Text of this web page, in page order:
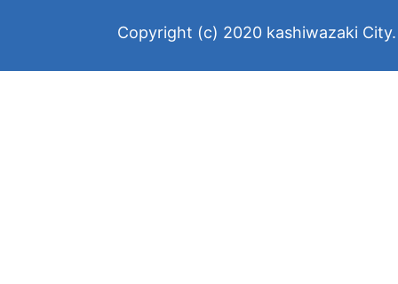
Copyright (c) 2020 kashiwazaki